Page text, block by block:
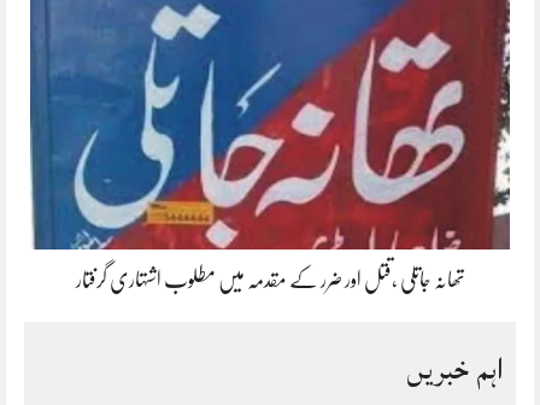
تھانہ جاتلی ،قتل اور ضرر کے مقدمہ میں مطلوب اشتہاری گرفتار
اہم خبریں